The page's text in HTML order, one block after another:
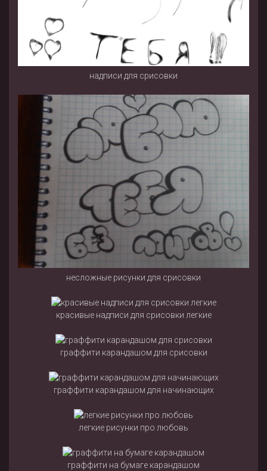
надписи для срисовки
несложные рисунки для срисовки
красивые надписи для срисовки легкие
граффити карандашом для срисовки
граффити карандашом для начинающих
легкие рисунки про любовь
граффити на бумаге карандашом